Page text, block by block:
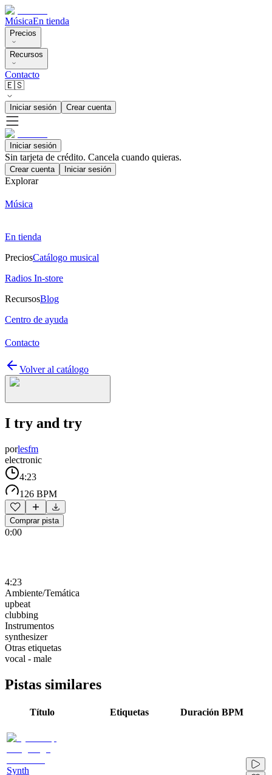
MúsicaEn tienda
Precios
Recursos
Contacto
🇪🇸
Iniciar sesión Crear cuenta
Iniciar sesión
Sin tarjeta de crédito. Cancela cuando quieras.
Crear cuenta Iniciar sesión
Explorar
Música
En tienda
PreciosCatálogo musical
Radios In-store
RecursosBlog
Centro de ayuda
Contacto
Volver al catálogo
I try and try
porlesfm
electronic
4:23
126 BPM
Comprar pista
0:00
4:23
Ambiente/Temática
upbeat
clubbing
Instrumentos
synthesizer
Otras etiquetas
vocal - male
Pistas similares
Título Etiquetas Duración BPM
Synth